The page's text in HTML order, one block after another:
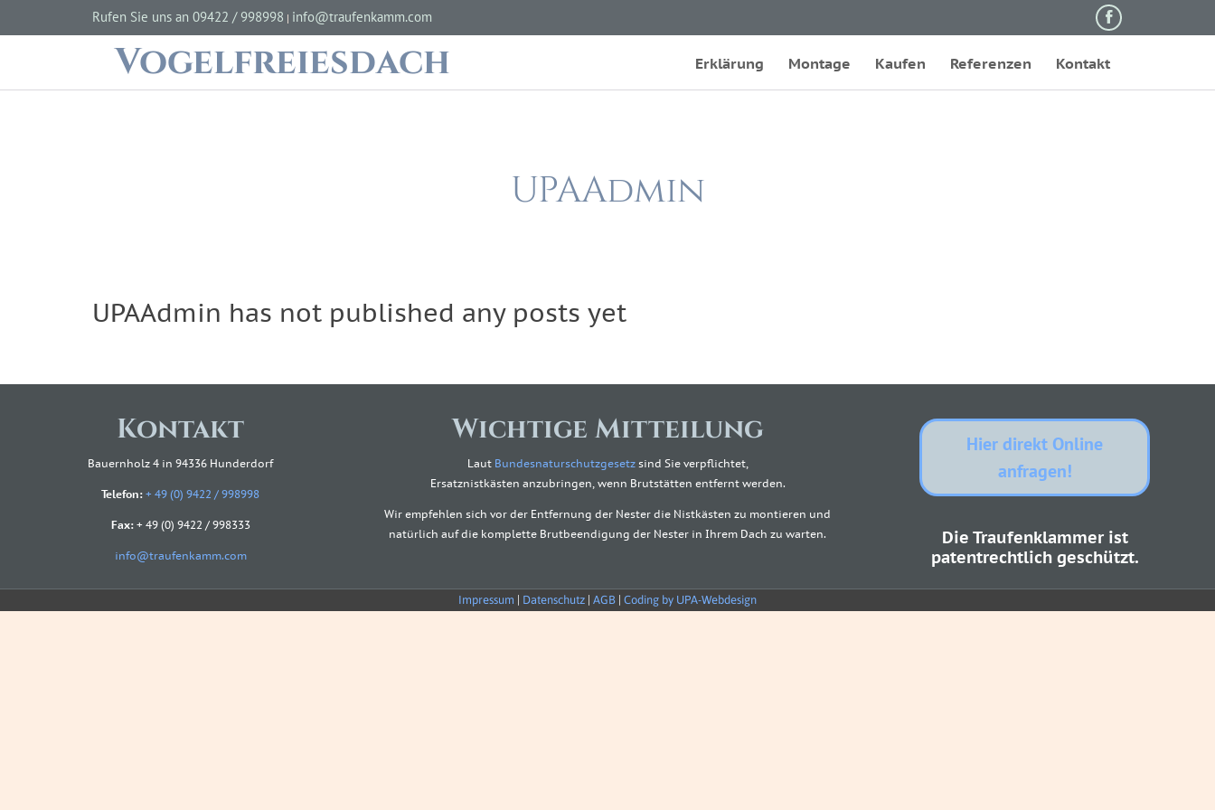
Rufen Sie uns an 09422 / 998998 | info@traufenkamm.com 
Vogelfreiesdach
content
Erklärung Montage Kaufen Referenzen Kontakt
UPAAdmin
UPAAdmin has not published any posts yet
Kontakt
Bauernholz 4 in 94336 Hunderdorf
Telefon: + 49 (0) 9422 / 998998
Fax:+ 49 (0) 9422 / 998333
info@traufenkamm.com
Wichtige Mitteilung
Laut Bundesnaturschutzgesetzsind Sie verpflichtet,
Ersatznistkästen anzubringen, wenn Brutstätten entfernt werden.
Wir empfehlen sich vor der Entfernung der Nester die Nistkästen zu montieren und
natürlich auf die komplette Brutbeendigung der Nester in Ihrem Dach zu warten.
Hier direkt Online
anfragen!
Die Traufenklammer ist
patentrechtlich geschützt.
Impressum | Datenschutz | AGB | Coding by UPA-Webdesign